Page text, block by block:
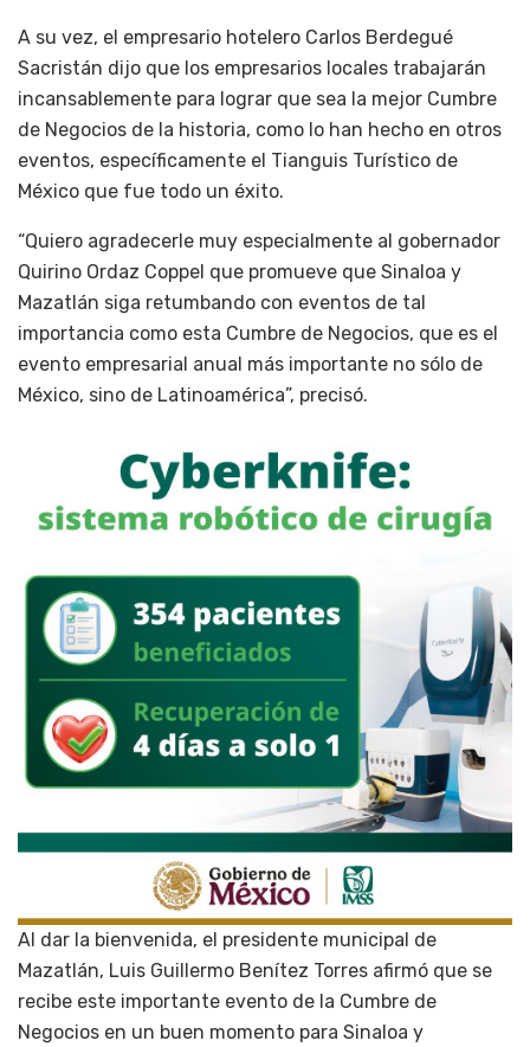
A su vez, el empresario hotelero Carlos Berdegué
Sacristán dijo que los empresarios locales trabajarán
incansablemente para lograr que sea la mejor Cumbre
de Negocios de la historia, como lo han hecho en otros
eventos, específicamente el Tianguis Turístico de
México que fue todo un éxito.
“Quiero agradecerle muy especialmente al gobernador
Quirino Ordaz Coppel que promueve que Sinaloa y
Mazatlán siga retumbando con eventos de tal
importancia como esta Cumbre de Negocios, que es el
evento empresarial anual más importante no sólo de
México, sino de Latinoamérica”, precisó.
Al dar la bienvenida, el presidente municipal de
Mazatlán, Luis Guillermo Benítez Torres afirmó que se
recibe este importante evento de la Cumbre de
Negocios en un buen momento para Sinaloa y